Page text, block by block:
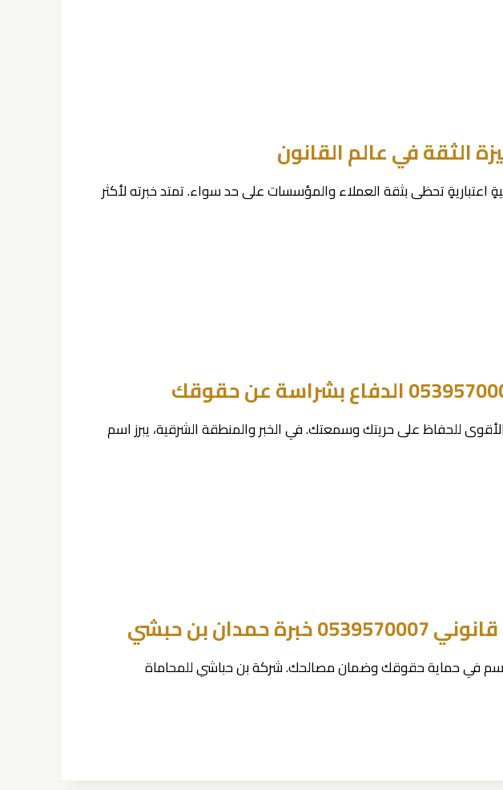
تحظى بثقة العملاء والمؤسسات على حد سواء. تمتد خبرته لأكثر
للحفاظ على حريتك وسمعتك. في الخبر والمنطقة الشرقية، يبرز اسم
بن حبشي
حاسم في حماية حقوقك وضمان مصالحك. شركة بن حباشي للمحاماة